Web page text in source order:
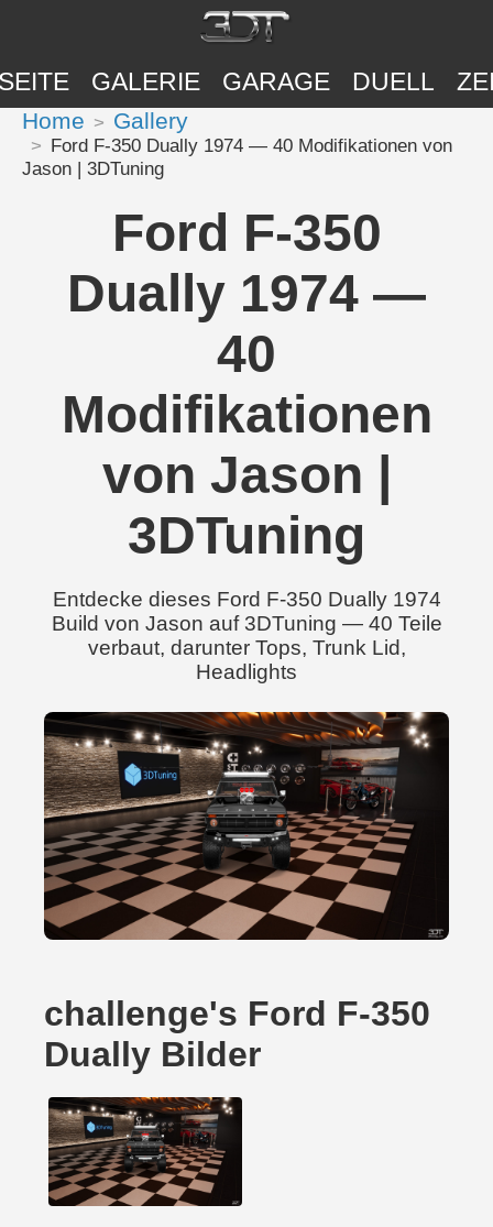
GALERIE GARAGE DUELL
Home Gallery
Ford F-350 Dually 1974 — 40 Modifikationen von
Jason | 3DTuning
Ford F-350
Dually 1974 —
40
Modifikationen
von Jason |
3DTuning
Entdecke dieses Ford F-350 Dually 1974
Build von Jason auf 3DTuning — 40 Teile
verbaut, darunter Tops, Trunk Lid,
Headlights
challenge's Ford F-350
Dually Bilder